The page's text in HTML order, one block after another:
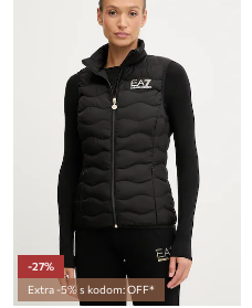
-27%
Extra -5% s kodom: OFF*